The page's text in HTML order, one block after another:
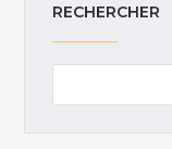
RECHERCHER